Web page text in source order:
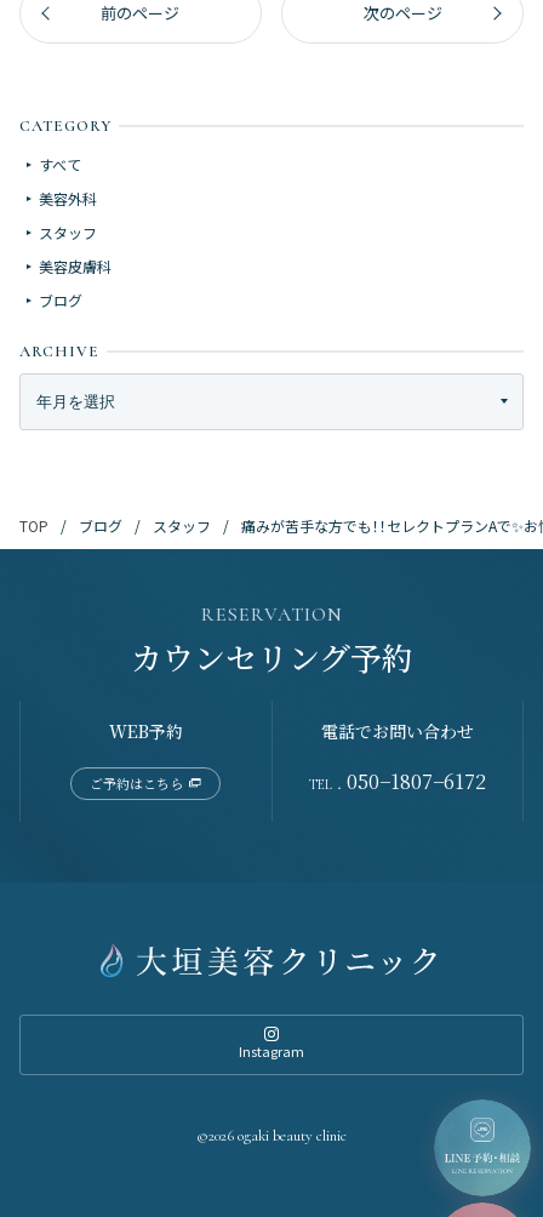
前のページ 次のページ
CATEGORY
すべて
美容外科
スタッフ
美容皮膚科
ブログ
ARCHIVE
TOP ブログ スタッフ 痛みが苦手な方でも！！セレクトプランAで✨
RESERVATION
カウンセリング予約
WEB予約
ご予約はこちら
電話でお問い合わせ
TEL． 050−1807−6172
Instagram
©2026 ogaki beauty clinic